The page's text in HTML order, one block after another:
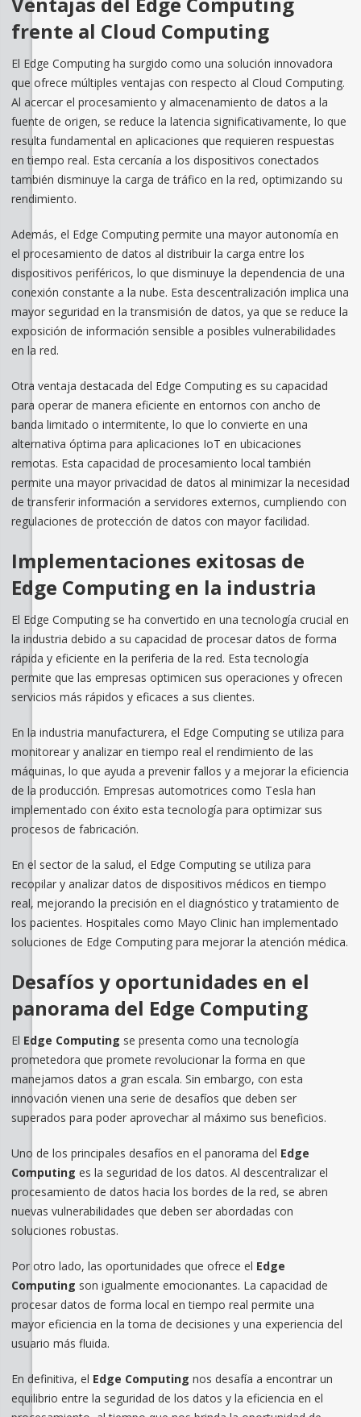
frente al Cloud Computing
El Edge Computing ha surgido como una solución innovadora
que ofrece múltiples ventajas con respecto al Cloud Computing.
Al acercar el procesamiento y almacenamiento de datos a la
fuente de origen, se reduce la latencia significativamente, lo que
resulta fundamental en aplicaciones que requieren respuestas
en tiempo real. Esta cercanía a los dispositivos conectados
también disminuye la carga de tráfico en la red, optimizando su
rendimiento.
Además, el Edge Computing permite una mayor autonomía en
el procesamiento de datos al distribuir la carga entre los
dispositivos periféricos, lo que disminuye la dependencia de una
conexión constante a la nube. Esta descentralización implica una
mayor seguridad en la transmisión de datos, ya que se reduce la
exposición de información sensible a posibles vulnerabilidades
en la red.
Otra ventaja destacada del Edge Computing es su capacidad
para operar de manera eficiente en entornos con ancho de
banda limitado o intermitente, lo que lo convierte en una
alternativa óptima para aplicaciones IoT en ubicaciones
remotas. Esta capacidad de procesamiento local también
permite una mayor privacidad de datos al minimizar la necesidad
de transferir información a servidores externos, cumpliendo con
regulaciones de protección de datos con mayor facilidad.
Implementaciones exitosas de
Edge Computing en la industria
El Edge Computing se ha convertido en una tecnología crucial en
la industria debido a su capacidad de procesar datos de forma
rápida y eficiente en la periferia de la red. Esta tecnología
permite que las empresas optimicen sus operaciones y ofrecen
servicios más rápidos y eficaces a sus clientes.
En la industria manufacturera, el Edge Computing se utiliza para
monitorear y analizar en tiempo real el rendimiento de las
máquinas, lo que ayuda a prevenir fallos y a mejorar la eficiencia
de la producción. Empresas automotrices como Tesla han
implementado con éxito esta tecnología para optimizar sus
procesos de fabricación.
En el sector de la salud, el Edge Computing se utiliza para
recopilar y analizar datos de dispositivos médicos en tiempo
real, mejorando la precisión en el diagnóstico y tratamiento de
los pacientes. Hospitales como Mayo Clinic han implementado
soluciones de Edge Computing para mejorar la atención médica.
Desafíos y oportunidades en el
panorama del Edge Computing
El Edge Computing se presenta como una tecnología
prometedora que promete revolucionar la forma en que
manejamos datos a gran escala. Sin embargo, con esta
innovación vienen una serie de desafíos que deben ser
superados para poder aprovechar al máximo sus beneficios.
Uno de los principales desafíos en el panorama del Edge
Computing es la seguridad de los datos. Al descentralizar el
procesamiento de datos hacia los bordes de la red, se abren
nuevas vulnerabilidades que deben ser abordadas con
soluciones robustas.
Por otro lado, las oportunidades que ofrece el Edge
Computing son igualmente emocionantes. La capacidad de
procesar datos de forma local en tiempo real permite una
mayor eficiencia en la toma de decisiones y una experiencia del
usuario más fluida.
En definitiva, el Edge Computing nos desafía a encontrar un
equilibrio entre la seguridad de los datos y la eficiencia en el